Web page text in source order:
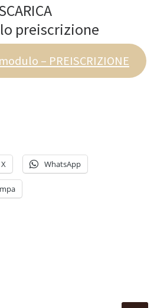
preiscrizione
– PREISCRIZIONE
X WhatsApp